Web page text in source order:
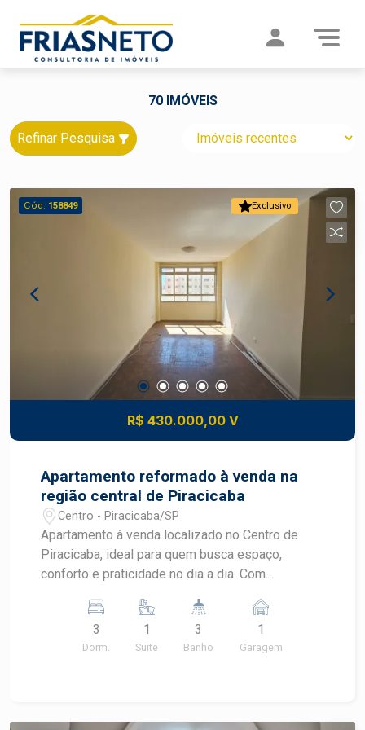
70 IMÓVEIS
Refinar Pesquisa
Exclusivo
Cód. 158849
R$ 430.000,00 V
Apartamento reformado à venda na
região central de Piracicaba
Centro - Piracicaba/SP
Apartamento à venda localizado no Centro de
Piracicaba, ideal para quem busca espaço,
conforto e praticidade no dia a dia. Com
e vista privilegiada, o imóvel oferece uma
localização estratégica no coração de Piracicaba,
próximo aos principais serviços e comércios da
3
Dorm.
1
Suite
3
Banho
1
Garagem